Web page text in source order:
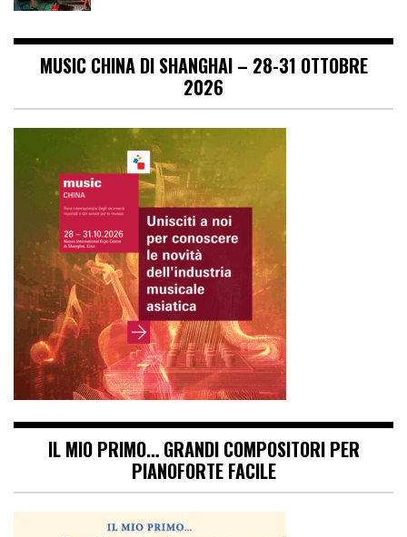
MUSIC CHINA DI SHANGHAI – 28-31 OTTOBRE
2026
IL MIO PRIMO… GRANDI COMPOSITORI PER
PIANOFORTE FACILE